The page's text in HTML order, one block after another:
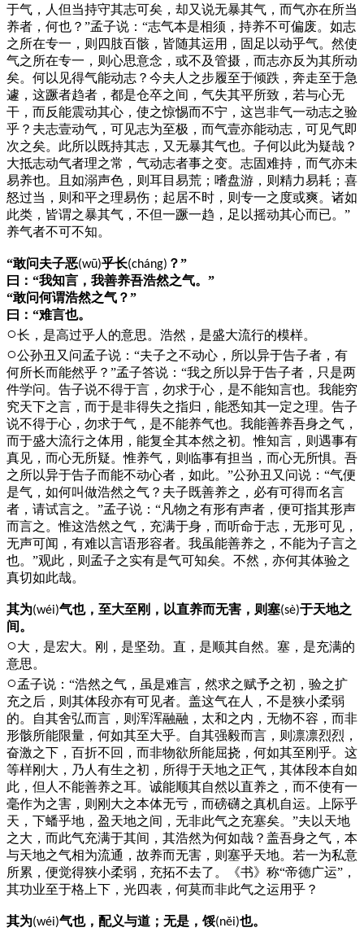
于气，人但当持守其志可矣，却又说无暴其气，而气亦在所当
养者，何也？”孟子说：“志气本是相须，持养不可偏废。如志
之所在专一，则四肢百骸，皆随其运用，固足以动乎气。然使
气之所在专一，则心思意念，或不及管摄，而志亦反为其所动
矣。何以见得气能动志？今夫人之步履至于倾跌，奔走至于急
遽，这蹶者趋者，都是仓卒之间，气失其平所致，若与心无
干，而反能震动其心，使之惊惕而不宁，这岂非气一动志之验
乎？夫志壹动气，可见志为至极，而气壹亦能动志，可见气即
次之矣。此所以既持其志，又无暴其气也。子何以此为疑哉？
大抵志动气者理之常，气动志者事之变。志固难持，而气亦未
易养也。且如溺声色，则耳目易荒；嗜盘游，则精力易耗；喜
怒过当，则和平之理易伤；起居不时，则专一之度或爽。诸如
此类，皆谓之暴其气，不但一蹶一趋，足以摇动其心而已。”
养气者不可不知。
“敢问夫子恶(wū)乎长(cháng) ？”
曰：“我知言，我善养吾浩然之气。”
“敢问何谓浩然之气？”
曰：“难言也。
○长，是高过乎人的意思。浩然，是盛大流行的模样。
○公孙丑又问孟子说：“夫子之不动心，所以异于告子者，有
何所长而能然乎？”孟子答说：“我之所以异于告子者，只是两
件学问。告子说不得于言，勿求于心，是不能知言也。我能穷
究天下之言，而于是非得失之指归，能悉知其一定之理。告子
说不得于心，勿求于气，是不能养气也。我能善养吾身之气，
而于盛大流行之体用，能复全其本然之初。惟知言，则遇事有
真见，而心无所疑。惟养气，则临事有担当，而心无所惧。吾
之所以异于告子而能不动心者，如此。”公孙丑又问说：“气便
是气，如何叫做浩然之气？夫子既善养之，必有可得而名言
者，请试言之。”孟子说：“凡物之有形有声者，便可指其形声
而言之。惟这浩然之气，充满于身，而听命于志，无形可见，
无声可闻，有难以言语形容者。我虽能善养之，不能为子言之
也。”观此，则孟子之实有是气可知矣。不然，亦何其体验之
真切如此哉。
其为(wéi)气也，至大至刚，以直养而无害，则塞(sè)于天地之
间。
○大，是宏大。刚，是坚劲。直，是顺其自然。塞，是充满的
意思。
○孟子说：“浩然之气，虽是难言，然求之赋予之初，验之扩
充之后，则其体段亦有可见者。盖这气在人，不是狭小柔弱
的。自其舍弘而言，则浑浑融融，太和之内，无物不容，而非
形骸所能限量，何如其至大乎。自其强毅而言，则凛凛烈烈，
奋激之下，百折不回，而非物欲所能屈挠，何如其至刚乎。这
等样刚大，乃人有生之初，所得于天地之正气，其体段本自如
此，但人不能善养之耳。诚能顺其自然以直养之，而不使有一
毫作为之害，则刚大之本体无亏，而磅礴之真机自运。上际乎
天，下蟠乎地，盈天地之间，无非此气之充塞矣。”夫以天地
之大，而此气充满于其间，其浩然为何如哉？盖吾身之气，本
与天地之气相为流通，故养而无害，则塞乎天地。若一为私意
所累，便觉得狭小柔弱，充拓不去了。《书》称“帝德广运”，
其功业至于格上下，光四表，何莫而非此气之运用乎？
其为(wéi)气也，配义与道；无是，馁(něi)也。